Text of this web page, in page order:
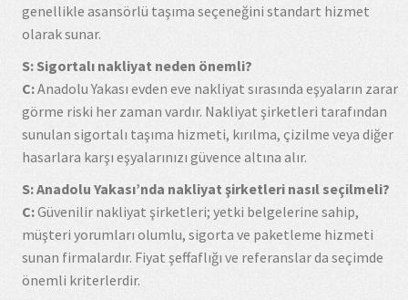
genellikle asansörlü taşıma seçeneğini standart hizmet
olarak sunar.
S: Sigortalı nakliyat neden önemli?
C:Anadolu Yakası evden eve nakliyat sırasında eşyaların zarar
görme riski her zaman vardır. Nakliyat şirketleri tarafından
sunulan sigortalı taşıma hizmeti, kırılma, çizilme veya diğer
hasarlara karşı eşyalarınızı güvence altına alır.
S: Anadolu Yakası’nda nakliyat şirketleri nasıl seçilmeli?
C:Güvenilir nakliyat şirketleri; yetki belgelerine sahip,
müşteri yorumları olumlu, sigorta ve paketleme hizmeti
sunan firmalardır. Fiyat şeffaflığı ve referanslar da seçimde
önemli kriterlerdir.